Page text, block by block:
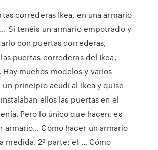
correderas Ikea, en una armario
Si tenéis un armario empotrado y
con puertas correderas,
puertas correderas del Ikea,
Hay muchos modelos y varios
un principio acudí al Ikea y quise
ellos las puertas en el
Pero lo único que hacen, es
armario… Cómo hacer un armario
medida. 2ª parte: el ... Cómo